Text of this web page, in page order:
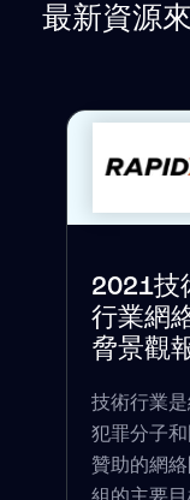
最新資源
2021技
行業網
脅景觀
技術行業
犯罪分子
贊助的網
組的主要目